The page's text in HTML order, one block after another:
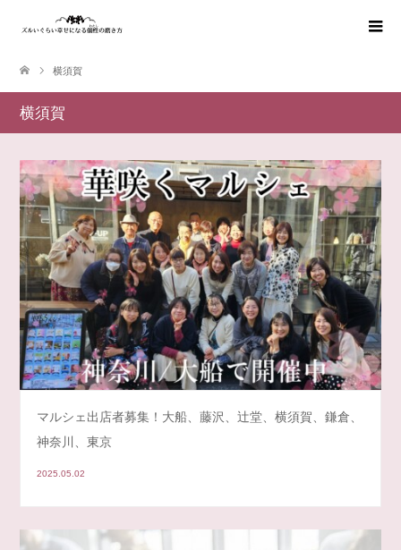
横須賀
横須賀
マルシェ出店者募集！大船、藤沢、辻堂、横須賀、鎌倉、
神奈川、東京
2025.05.02